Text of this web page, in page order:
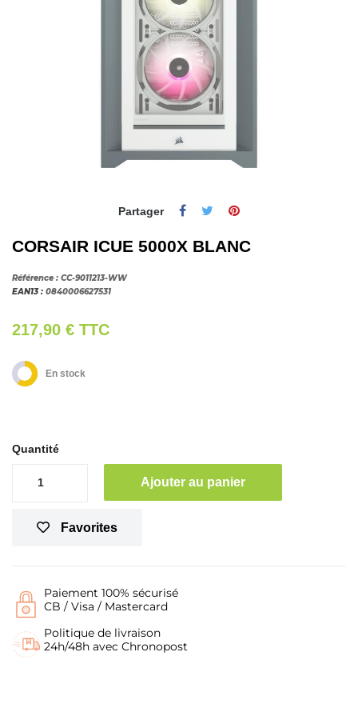
Partager
CORSAIR ICUE 5000X BLANC
Référence : CC-9011213-WW
EAN13 : 0840006627531
217,90 € TTC
En stock
Quantité
Ajouter au panier
Favorites
Paiement 100% sécurisé
CB / Visa / Mastercard
Politique de livraison
24h/48h avec Chronopost